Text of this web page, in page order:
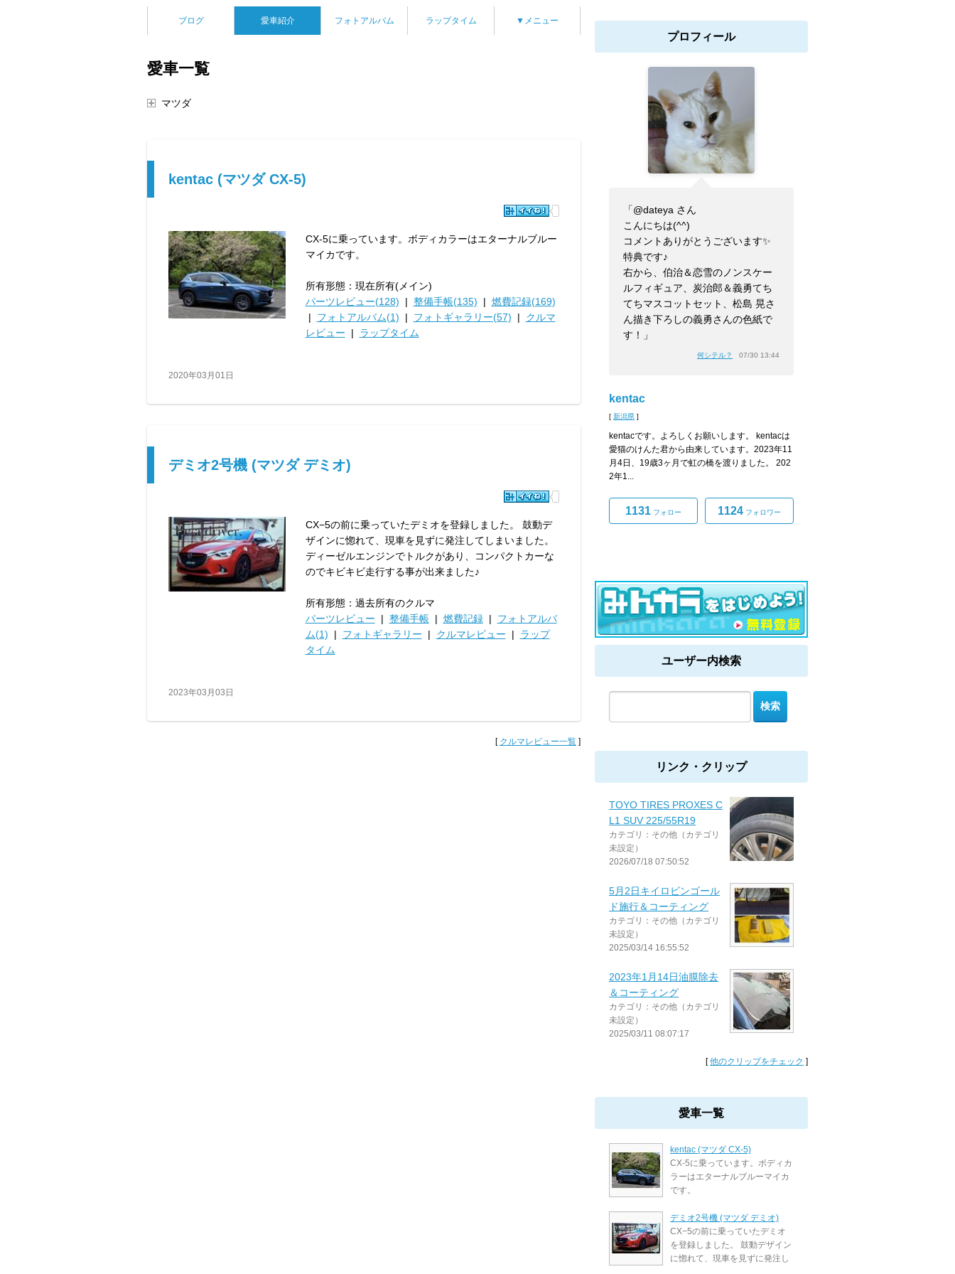
ブログ 愛車紹介 フォトアルバム ラップタイム ▼メニュー
愛車一覧
マツダ
kentac (マツダ CX-5)
CX-5に乗っています。ボディカラーはエターナルブルー
マイカです。
所有形態：現在所有(メイン)
パーツレビュー(128) | 整備手帳(135) | 燃費記録(169)
| フォトアルバム(1) | フォトギャラリー(57) | クルマ
レビュー | ラップタイム
2020年03月01日
デミオ2号機 (マツダ デミオ)
CX−5の前に乗っていたデミオを登録しました。 鼓動デ
ザインに惚れて、現車を見ずに発注してしまいました。
ディーゼルエンジンでトルクがあり、コンパクトカーな
のでキビキビ走行する事が出来ました♪
所有形態：過去所有のクルマ
パーツレビュー | 整備手帳| 燃費記録| フォトアルバ
ム(1) | フォトギャラリー | クルマレビュー | ラップ
タイム
2023年03月03日
[ クルマレビュー一覧 ]
プロフィール
「@dateya さん
こんにちは(⁠^⁠^⁠)
コメントありがとうございます✨
特典です♪
右から、伯治＆恋雪のノンスケー
ルフィギュア、炭治郎＆義勇てち
てちマスコットセット、松島 晃さ
ん描き下ろしの義勇さんの色紙で
す！」
何シテル？ 07/30 13:44
kentac
[ 新潟県 ]
kentacです。よろしくお願いします。 kentacは
愛猫のけんた君から由来しています。2023年11
月4日、19歳3ヶ月で虹の橋を渡りました。 202
2年1...
1131 フォロー 1124 フォロワー
ユーザー内検索
リンク・クリップ
TOYO TIRES PROXES C
L1 SUV 225/55R19
カテゴリ：その他（カテゴリ
未設定）
2026/07/18 07:50:52
5月2日キイロビンゴール
ド施行＆コーティング
カテゴリ：その他（カテゴリ
未設定）
2025/03/14 16:55:52
2023年1月14日油膜除去
＆コーティング
カテゴリ：その他（カテゴリ
未設定）
2025/03/11 08:07:17
[他のクリップをチェック ]
愛車一覧
kentac (マツダ CX-5)
CX-5に乗っています。ボディカ
ラーはエターナルブルーマイカ
です。
デミオ2号機 (マツダ デミオ)
CX−5の前に乗っていたデミオ
を登録しました。 鼓動デザイン
に惚れて、現車を見ずに発注し